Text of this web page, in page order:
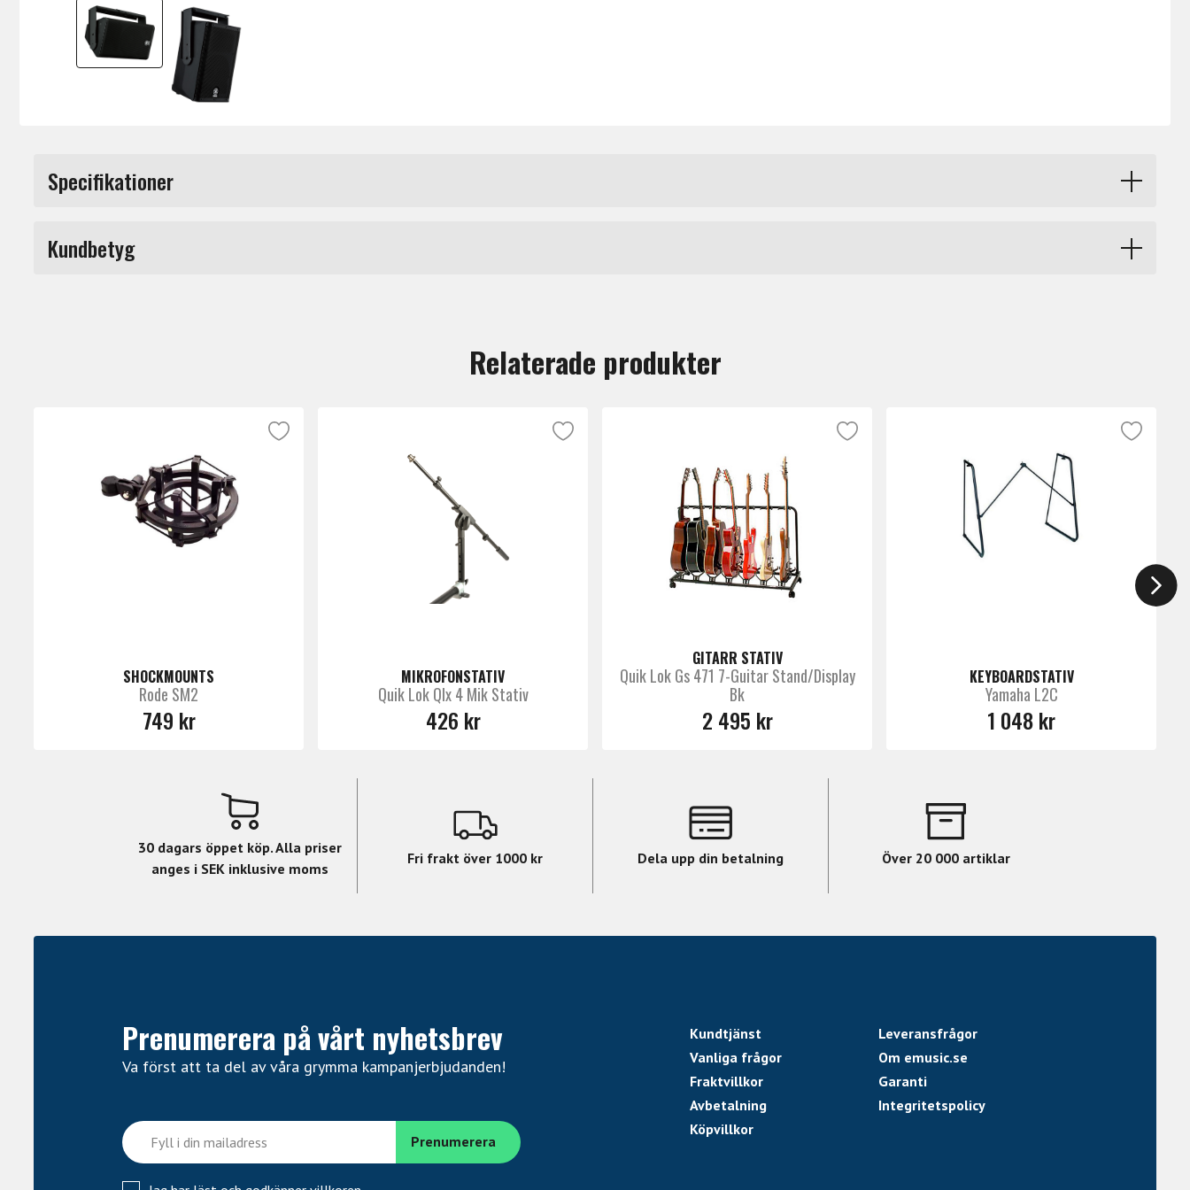
Specifikationer
Kundbetyg
Relaterade produkter
SHOCKMOUNTS
Rode SM2
749 kr
MIKROFONSTATIV
Quik Lok Qlx 4 Mik Stativ
426 kr
GITARR STATIV
Quik Lok Gs 471 7-Guitar Stand/Display
Bk
2 495 kr
KEYBOARDSTATIV
Yamaha L2C
1 048 kr
30 dagars öppet köp. Alla priser
anges i SEK inklusive moms
Fri frakt över 1000 kr Dela upp din betalning Över 20 000 artiklar
Prenumerera på vårt nyhetsbrev
Va först att ta del av våra grymma kampanjerbjudanden!
Kundtjänst
Leveransfrågor
Vanliga frågor
Om emusic.se
Fraktvillkor
Garanti
Avbetalning
Integritetspolicy
Köpvillkor